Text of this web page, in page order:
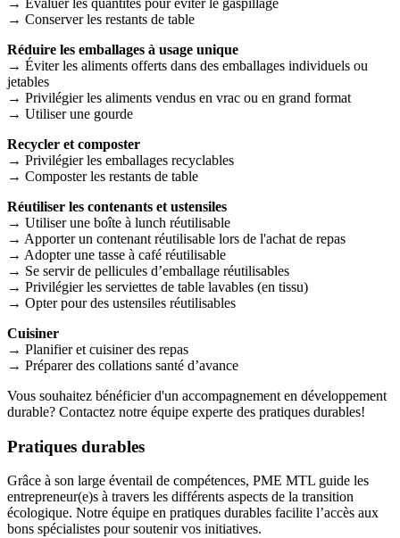
→ Conserver les restants de table
Réduire les emballages à usage unique
→ Éviter les aliments offerts dans des emballages individuels ou
jetables
→ Privilégier les aliments vendus en vrac ou en grand format
→ Utiliser une gourde
Recycler et composter
→ Privilégier les emballages recyclables
→ Composter les restants de table
Réutiliser les contenants et ustensiles
→ Utiliser une boîte à lunch réutilisable
→ Apporter un contenant réutilisable lors de l'achat de repas
→ Adopter une tasse à café réutilisable
→ Se servir de pellicules d’emballage réutilisables
→ Privilégier les serviettes de table lavables (en tissu)
→ Opter pour des ustensiles réutilisables
Cuisiner
→ Planifier et cuisiner des repas
→ Préparer des collations santé d’avance
Vous souhaitez bénéficier d'un accompagnement en développement
durable? Contactez notre équipe experte des pratiques durables!
Pratiques durables
Grâce à son large éventail de compétences, PME MTL guide les
entrepreneur(e)s à travers les différents aspects de la transition
écologique. Notre équipe en pratiques durables facilite l’accès aux
bons spécialistes pour soutenir vos initiatives.